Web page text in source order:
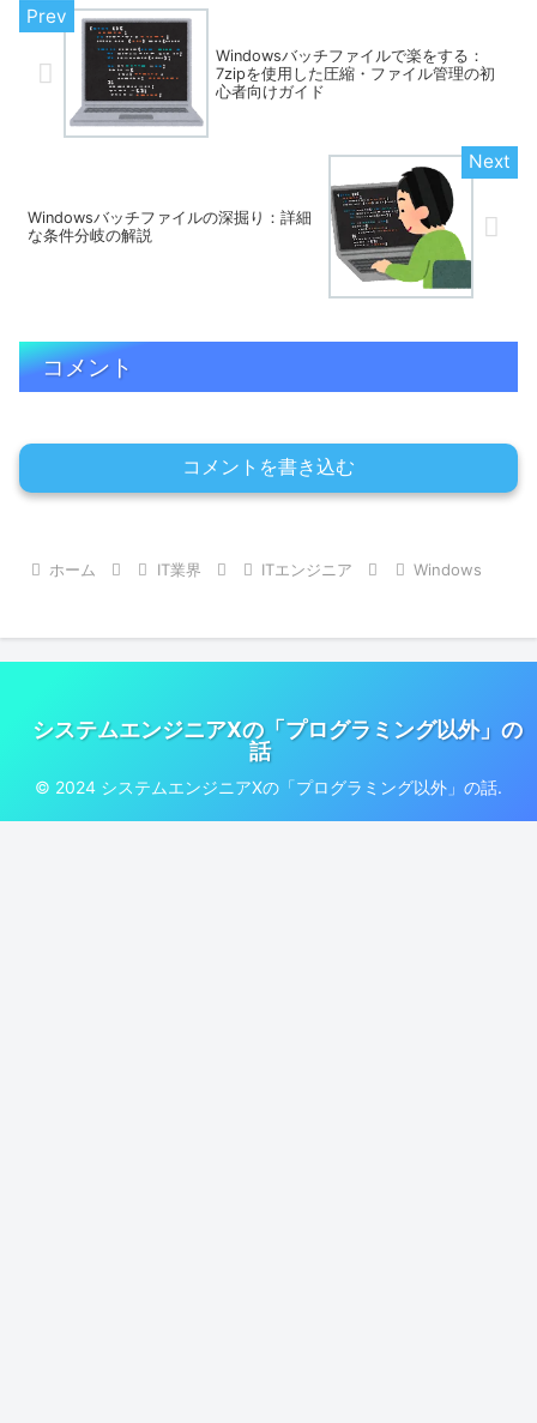
Windowsバッチファイルで楽をする：
7zipを使用した圧縮・ファイル管理の初
心者向けガイド
Windowsバッチファイルの深掘り：詳細
な条件分岐の解説
コメント
コメントを書き込む
ホーム IT業界 ITエンジニア Windows
システムエンジニアXの「プログラミング以外」の
話
© 2024 システムエンジニアXの「プログラミング以外」の話.